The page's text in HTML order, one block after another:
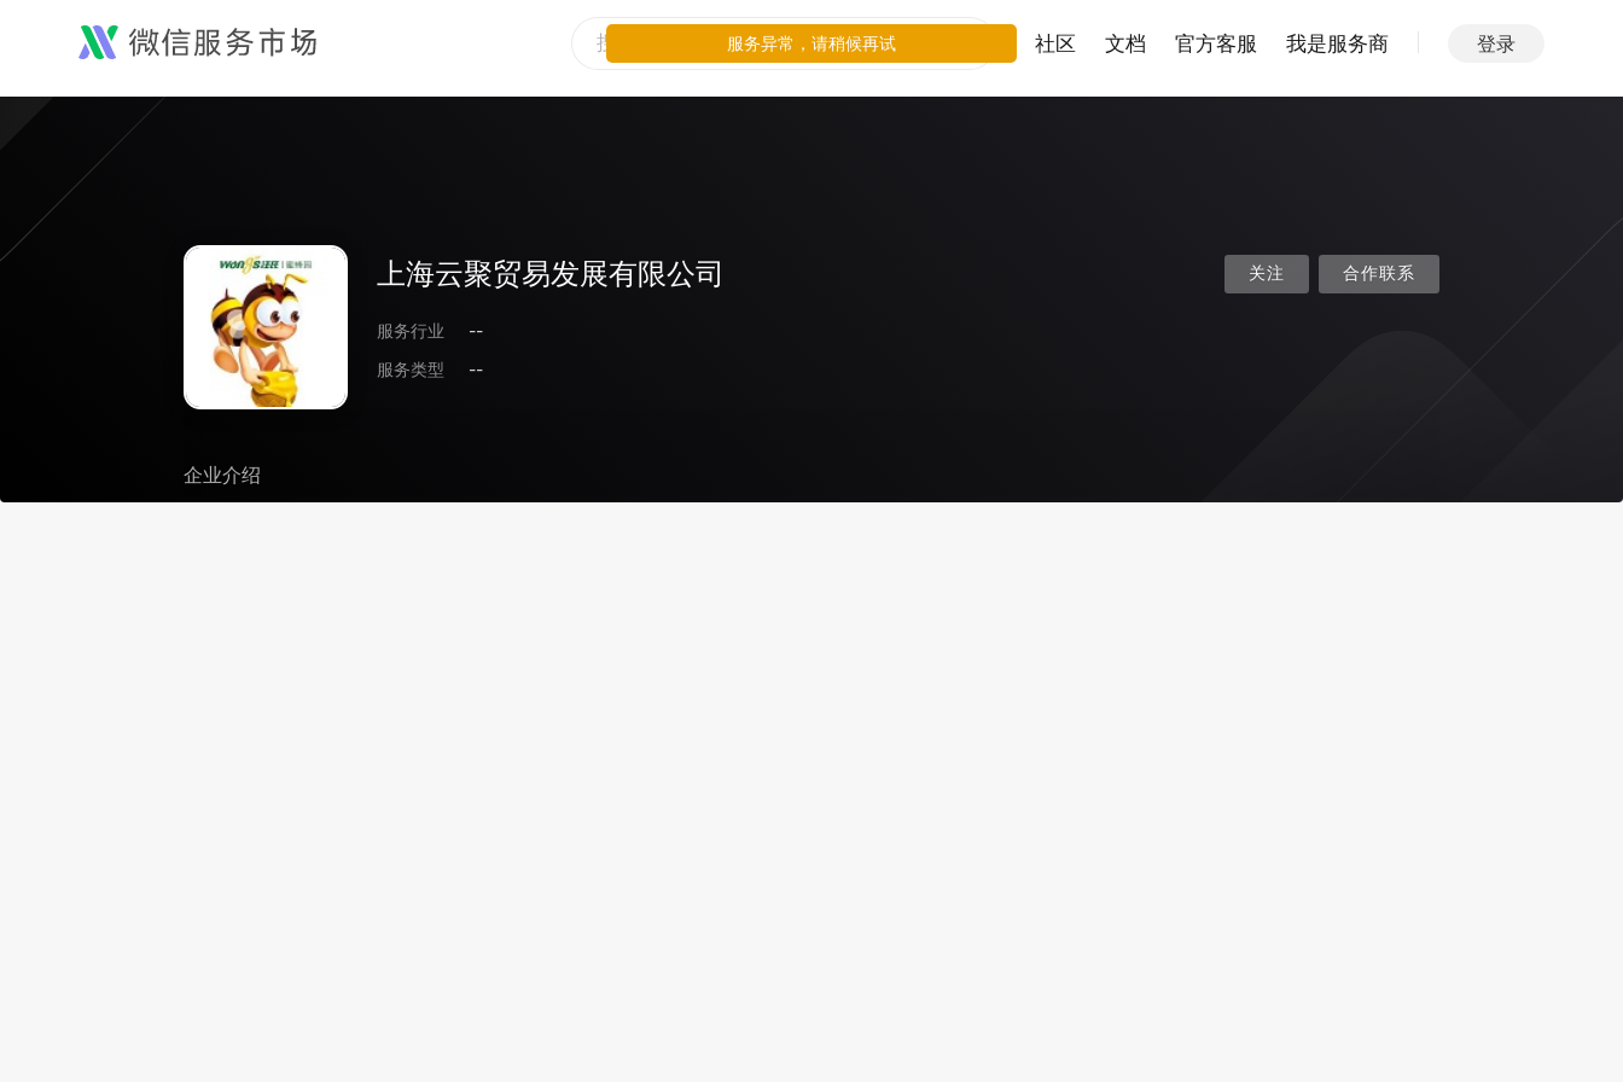
社区 文档 官方客服 我是服务商 登录
上海云聚贸易发展有限公司
服务行业
--
服务类型
--
关注 合作联系
企业介绍
服务异常，请稍候再试